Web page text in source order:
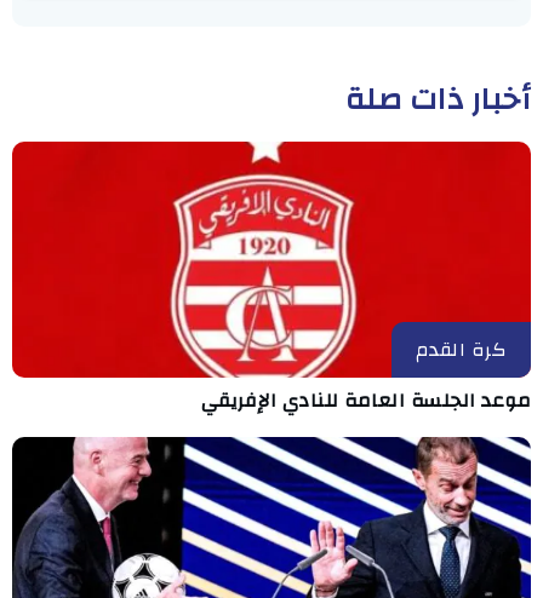
أخبار ذات صلة
كرة القدم
موعد الجلسة العامة للنادي الإفريقي